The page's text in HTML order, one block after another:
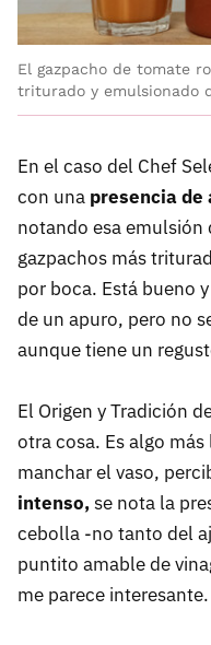
El gazpacho de tomate
triturado y emulsionado
En el caso del Chef
con una presencia de
notando esa emulsión
gazpachos más
por boca. Está bueno
de un apuro, pero no
aunque tiene un
El Origen y Tradición
otra cosa. Es algo
manchar el vaso,
intenso,se nota la
cebolla -no tanto del
puntito amable de
me parece interesante.